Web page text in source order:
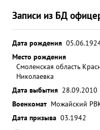
Записи из БД
Дата рождения
Место рождения
Смоленская область
Николаевка
Дата выбытия 28.09.2010
Военкомат Можайский
Дата призыва 03.1942